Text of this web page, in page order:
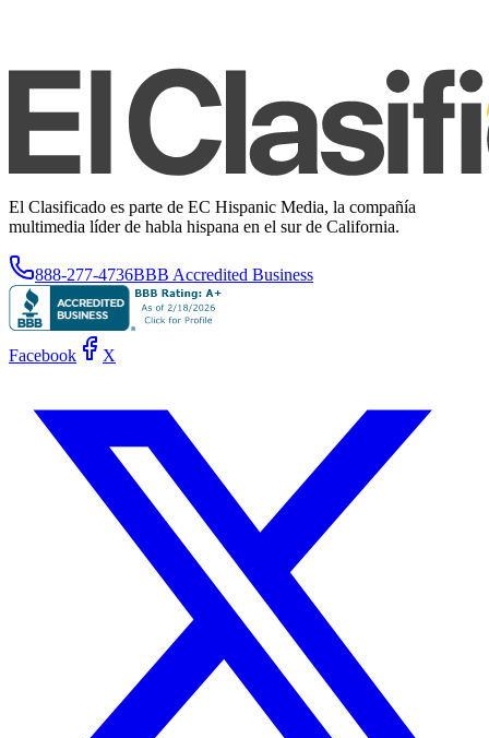
El Clasificado es parte de EC Hispanic Media, la compañía
multimedia líder de habla hispana en el sur de California.
888-277-4736BBB Accredited Business
Facebook X